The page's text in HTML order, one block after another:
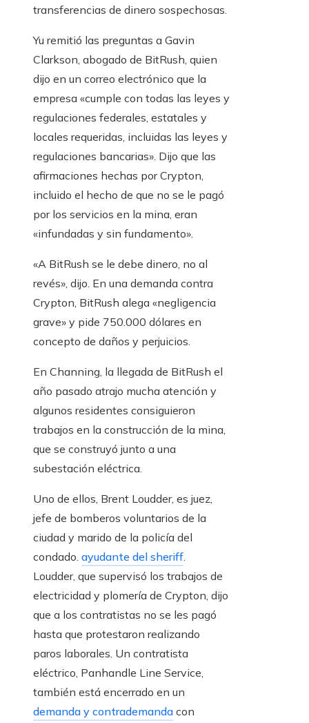
transferencias de dinero sospechosas.
Yu remitió las preguntas a Gavin
Clarkson, abogado de BitRush, quien
dijo en un correo electrónico que la
empresa «cumple con todas las leyes y
regulaciones federales, estatales y
locales requeridas, incluidas las leyes y
regulaciones bancarias». Dijo que las
afirmaciones hechas por Crypton,
incluido el hecho de que no se le pagó
por los servicios en la mina, eran
«infundadas y sin fundamento».
«A BitRush se le debe dinero, no al
revés», dijo. En una demanda contra
Crypton, BitRush alega «negligencia
grave» y pide 750.000 dólares en
concepto de daños y perjuicios.
En Channing, la llegada de BitRush el
año pasado atrajo mucha atención y
algunos residentes consiguieron
trabajos en la construcción de la mina,
que se construyó junto a una
subestación eléctrica.
Uno de ellos, Brent Loudder, es juez,
jefe de bomberos voluntarios de la
ciudad y marido de la policía del
condado. ayudante del sheriff.
Loudder, que supervisó los trabajos de
electricidad y plomería de Crypton, dijo
que a los contratistas no se les pagó
hasta que protestaron realizando
paros laborales. Un contratista
eléctrico, Panhandle Line Service,
también está encerrado en un
demanda y contrademanda con